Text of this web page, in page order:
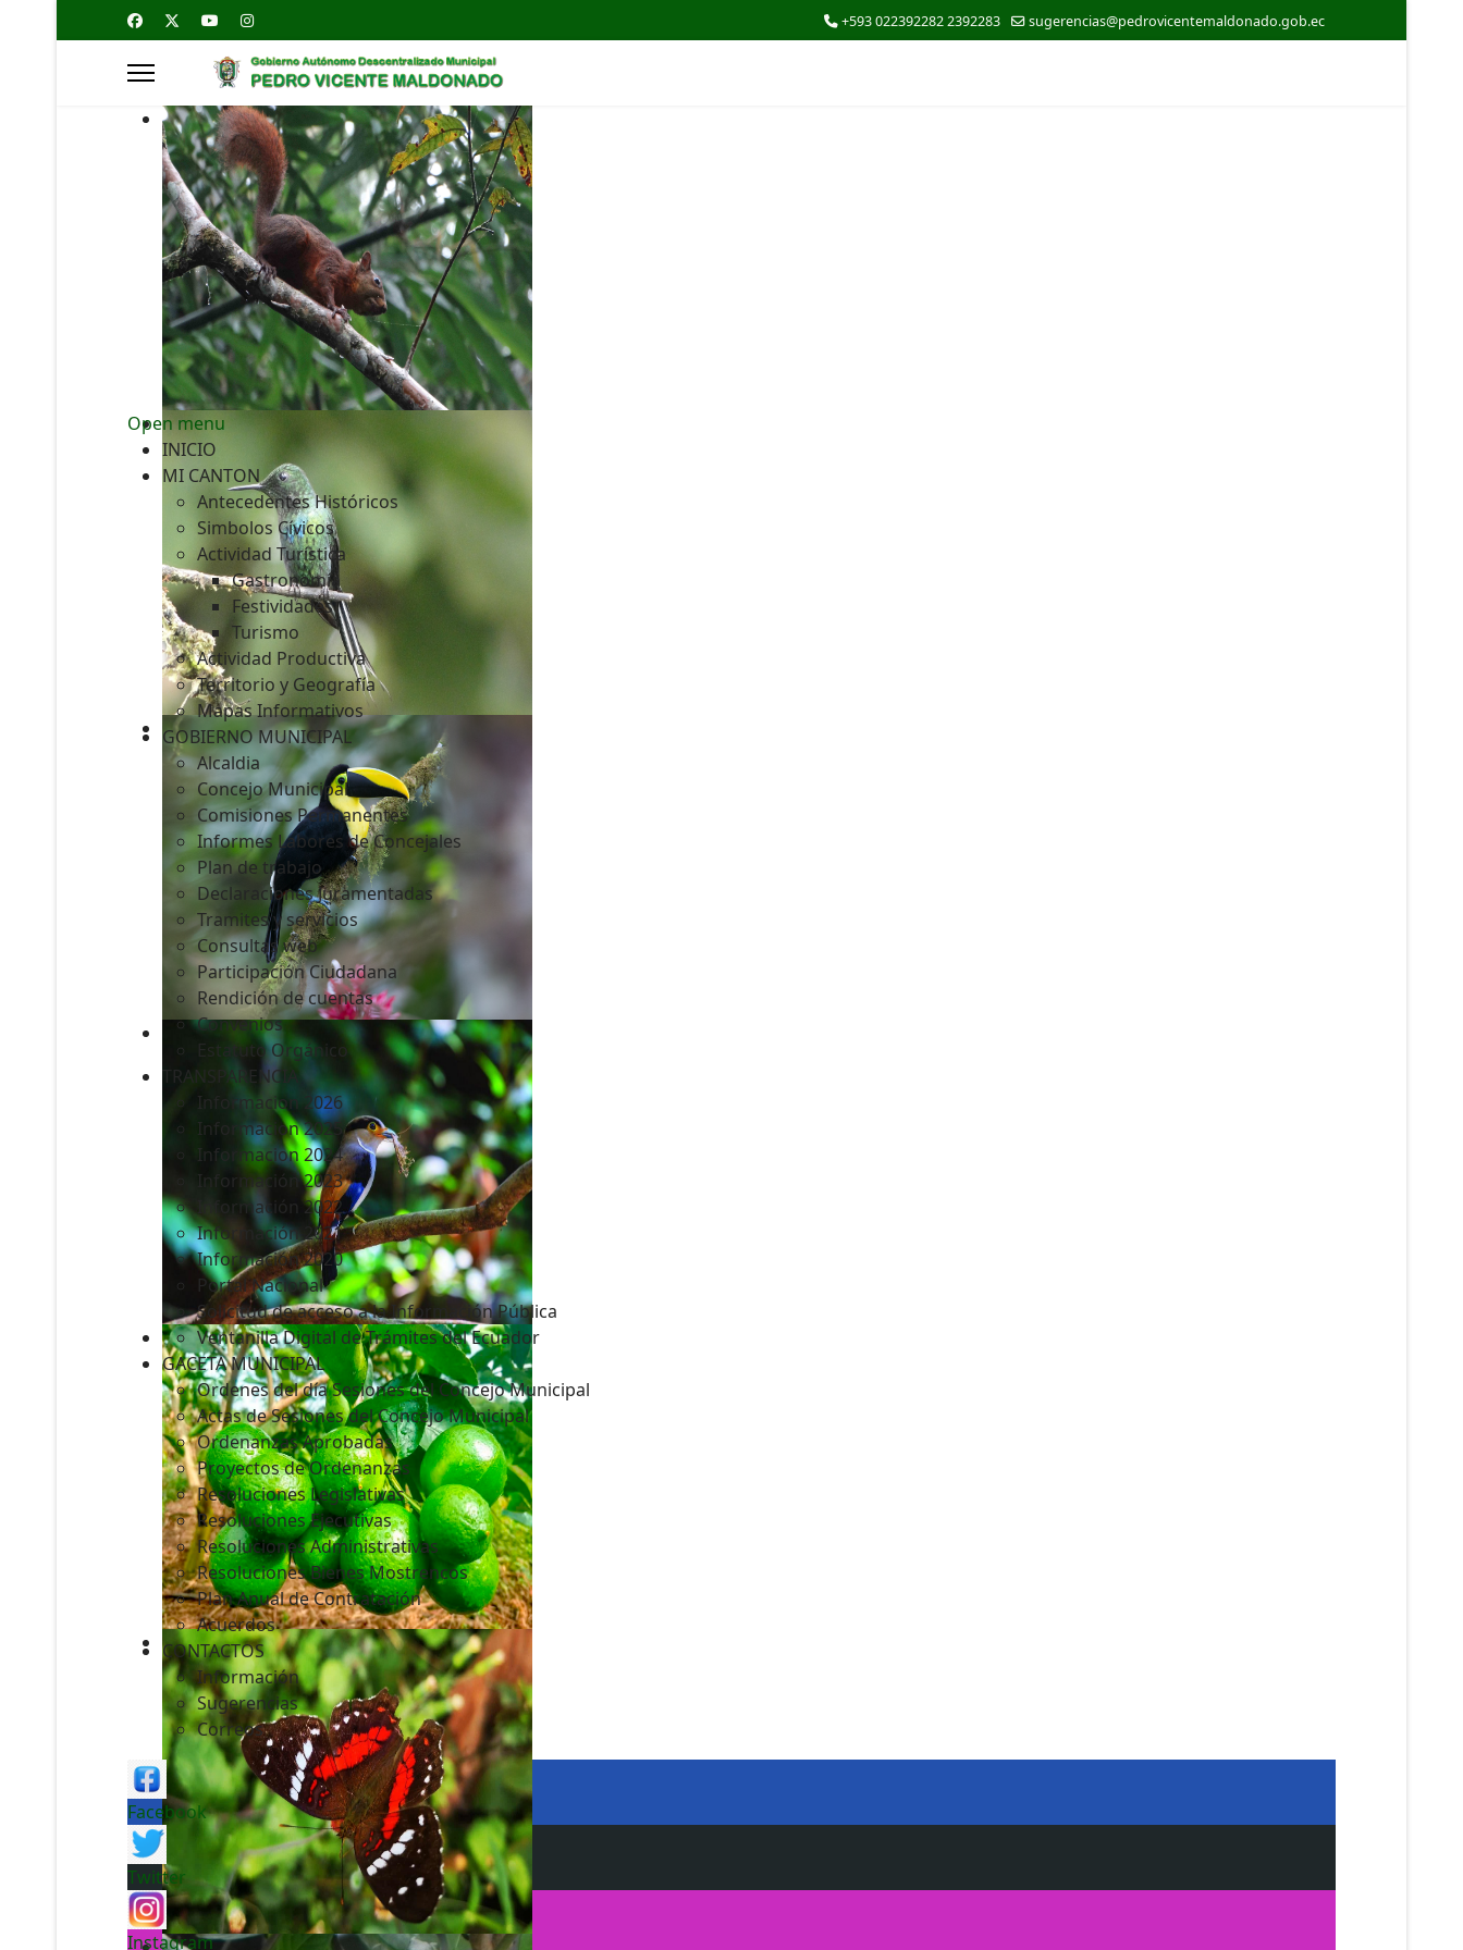
+593 022392282 2392283 sugerencias@pedrovicentemaldonado.gob.ec
Open menu
INICIO
MI CANTON
Antecedentes Históricos
Simbolos Cívicos
Actividad Turística
Gastronomía
Festividades
Turismo
Actividad Productiva
Territorio y Geografía
Mapas Informativos
GOBIERNO MUNICIPAL
Alcaldia
Concejo Municipal
Comisiones Permanentes
Informes Labores de Concejales
Plan de trabajo
Declaraciones Juramentadas
Tramites y servicios
Consultas web
Participación Ciudadana
Rendición de cuentas
Convenios
Estatuto Orgánico
TRANSPARENCIA
Informacion 2026
Informacion 2025
Informacion 2024
Información 2023
Información 2022
Información 2021
Información 2020
Portal Nacional
Solicitud de acceso a la Información Pública
Ventanilla Digital de Trámites del Ecuador
GACETA MUNICIPAL
Ordenes del día Sesiones del Concejo Municipal
Actas de Sesiones del Concejo Municipal
Ordenanzas Aprobadas
Proyectos de Ordenanzas
Resoluciones Legislativas
Resoluciones Ejecutivas
Resoluciones Administrativas
Resoluciones Bienes Mostrencos
Plan Anual de Contratación
Acuerdos
CONTACTOS
Información
Sugerencias
Correos
Facebook
Twitter
Instagram